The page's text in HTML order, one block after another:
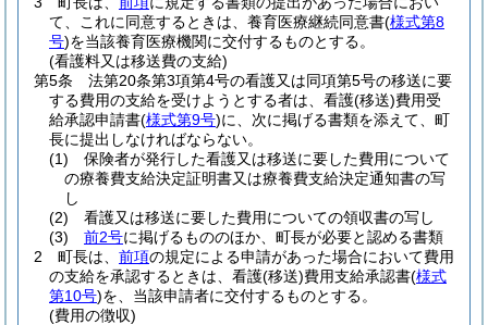
て、これに同意するときは、養育医療継続同意書(様式第8
号)を当該養育医療機関に交付するものとする。
(看護料又は移送費の支給)
第5条
法第20条第3項第4号の看護又は同項第5号の移送に要
する費用の支給を受けようとする者は、看護(移送)費用受
給承認申請書(様式第9号)に、次に掲げる書類を添えて、町
長に提出しなければならない。
(1)
保険者が発行した看護又は移送に要した費用について
の療養費支給決定証明書又は療養費支給決定通知書の写
し
(2)
看護又は移送に要した費用についての領収書の写し
(3)
前2号に掲げるもののほか、町長が必要と認める書類
2
町長は、 前項の規定による申請があった場合において費用
の支給を承認するときは、看護(移送)費用支給承認書(様式
第10号)を、当該申請者に交付するものとする。
(費用の徴収)